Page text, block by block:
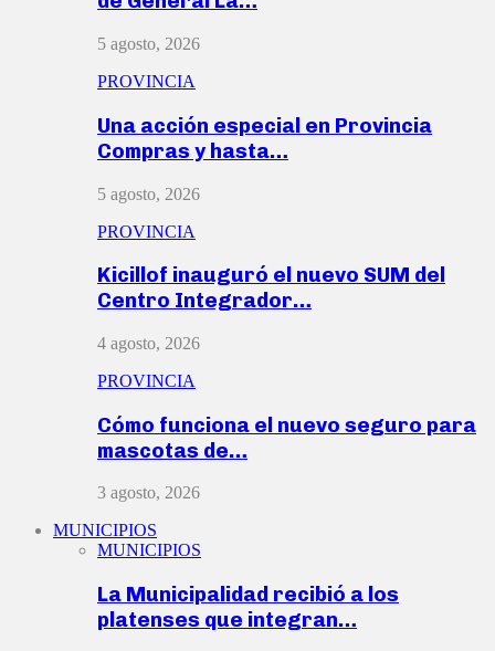
5 agosto, 2026
PROVINCIA
Una acción especial en Provincia
Compras y hasta…
5 agosto, 2026
PROVINCIA
Kicillof inauguró el nuevo SUM del
Centro Integrador…
4 agosto, 2026
PROVINCIA
Cómo funciona el nuevo seguro para
mascotas de…
3 agosto, 2026
MUNICIPIOS
MUNICIPIOS
La Municipalidad recibió a los
platenses que integran…